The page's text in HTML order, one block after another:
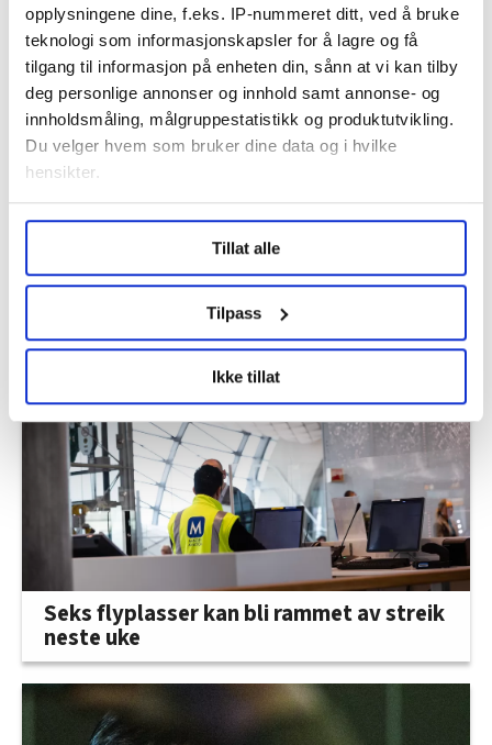
opplysningene dine, f.eks. IP-nummeret ditt, ved å bruke
teknologi som informasjonskapsler for å lagre og få
tilgang til informasjon på enheten din, sånn at vi kan tilby
deg personlige annonser og innhold samt annonse- og
innholdsmåling, målgruppestatistikk og produktutvikling.
Du velger hvem som bruker dine data og i hvilke
hensikter.
Undermer infokan du lese om hvordan dine personlige
data behandles og hvordan du kan velge hvordan de skal
brukes. Du kan hele tiden endre eller trekke tilbake ditt
samtykke fra erklæringen om informasjonskapsler.
LO Medias publikasjoner frifagbevegelse.no, hk-nytt.no
og fontene.no bruker informasjonskapsler (cookies) for å
lære hvordan våre nettsider blir brukt slik at vi tilby
relevant innhold, tilpassede annonser og utarbeide
statistikk.
Vi deler bare informasjon om hvordan du bruker
nettstedet med LO Medias egne samarbeidspartnere
innenfor analyse og annonsering. Disse er angitt i
Tillat alle
Tilpass
Ikke tillat
Flere saker
– Vi har blitt dårligere til å respektere
folk som jobber
Seks flyplasser kan bli rammet av streik
neste uke